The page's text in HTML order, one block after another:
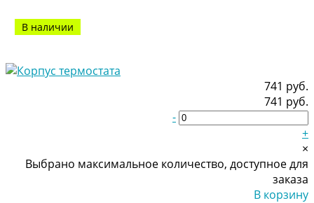
В наличии
741 руб.
741 руб.
-
+
×
Выбрано максимальное количество, доступное для
заказа
В корзину